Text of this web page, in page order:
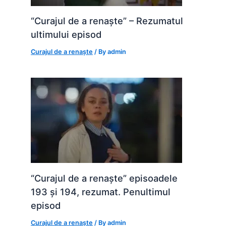
“Curajul de a renaște” – Rezumatul
ultimului episod
Curajul de a renaște / Byadmin
“Curajul de a renaște” episoadele
193 și 194, rezumat. Penultimul
episod
Curajul de a renaște / Byadmin